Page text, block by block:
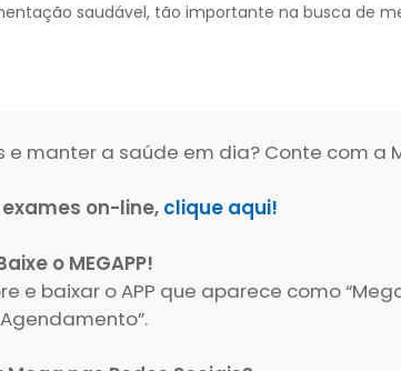
saudável, tão importante na busca de
e manter a saúde em dia? Conte com a
on-line, clique aqui!
o MEGAPP!
e baixar o APP que aparece como
Agendamento”.